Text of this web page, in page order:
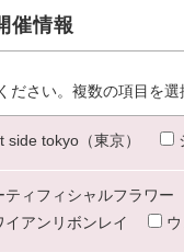
催情報
さい。複数の項目を選
side tokyo（東京）
ティフィシャルフラワー
イアンリボンレイ